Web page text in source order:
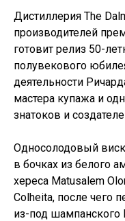
Дистиллерия The
производителей
готовит релиз 50-
полувекового
деятельности
мастера купажа и
знатоков и
Односолодовый
в бочках из белого
хереса Matusalem
Colheita, после чего
из-под шампанского